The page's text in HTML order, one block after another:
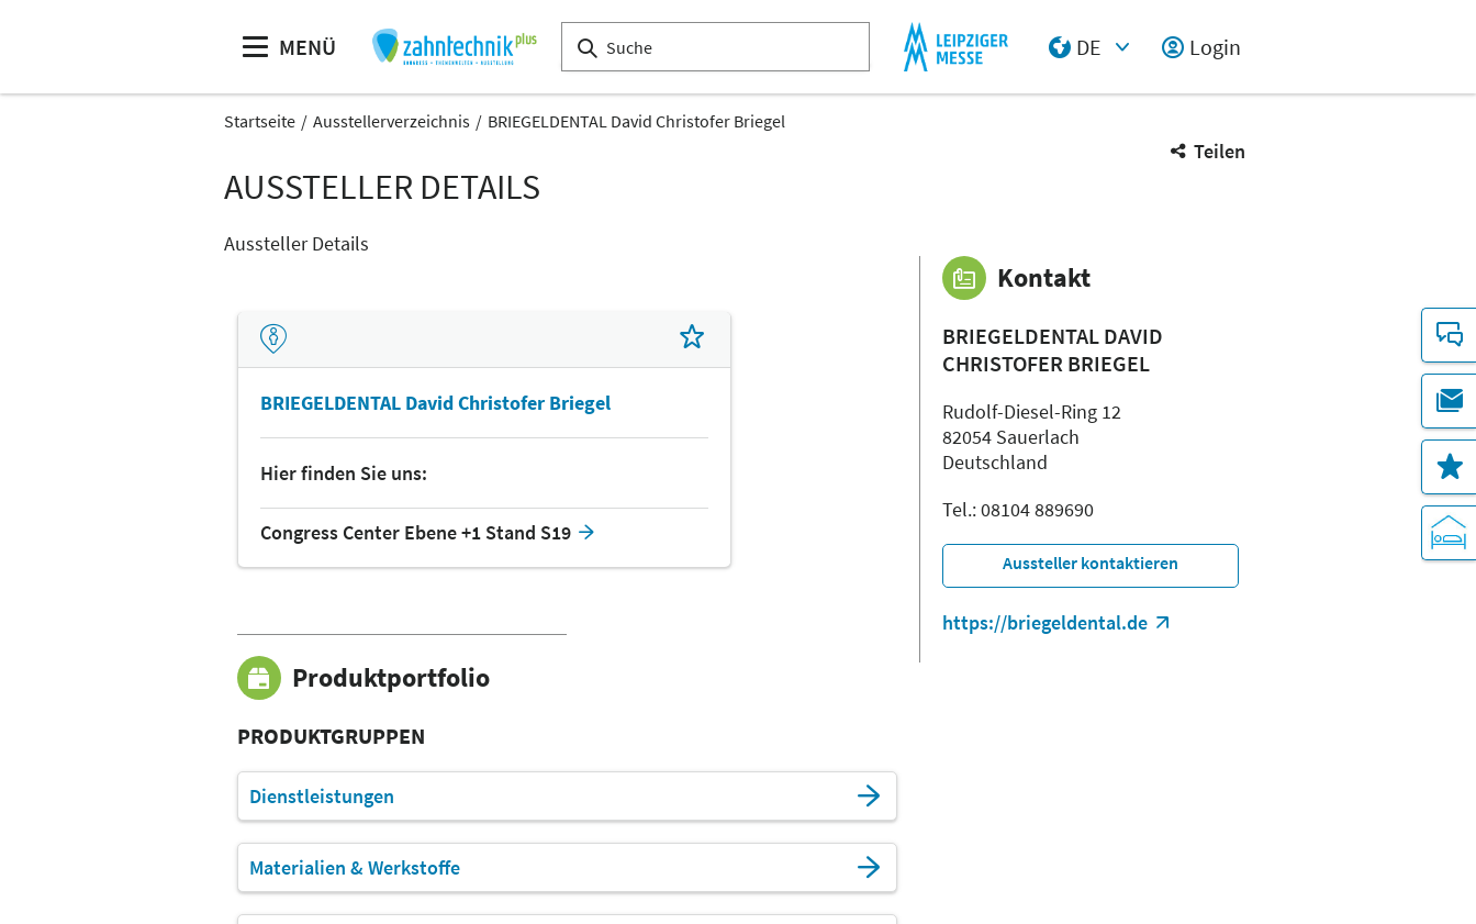
MENÜ
DE
Login
Startseite Ausstellerverzeichnis BRIEGELDENTAL David Christofer Briegel
Teilen
AUSSTELLER DETAILS
Aussteller Details
BRIEGELDENTAL David Christofer Briegel
Hier finden Sie uns:
Congress Center Ebene +1 Stand S19
Produktportfolio
PRODUKTGRUPPEN
Dienstleistungen
Materialien & Werkstoffe
Kontakt
BRIEGELDENTAL DAVID
CHRISTOFER BRIEGEL
Rudolf-Diesel-Ring 12
82054 Sauerlach
Deutschland
Tel.: 08104 889690
Aussteller kontaktieren
https://briegeldental.de